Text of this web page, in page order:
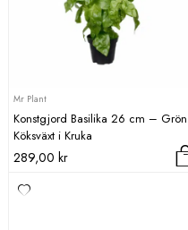
Mr Plant
Konstgjord Basilika 26 cm – Grön
Köksväxt i Kruka
289,00 kr